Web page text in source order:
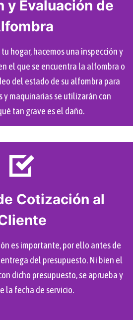
y Evaluación de
hogar, hacemos una inspección y
el que se encuentra la alfombra o
del estado de su alfombra para
y maquinarias se utilizarán con
tan grave es el daño.
Cotización al
es importante, por ello antes de
del presupuesto. Ni bien el
dicho presupuesto, se aprueba y
la fecha de servicio.